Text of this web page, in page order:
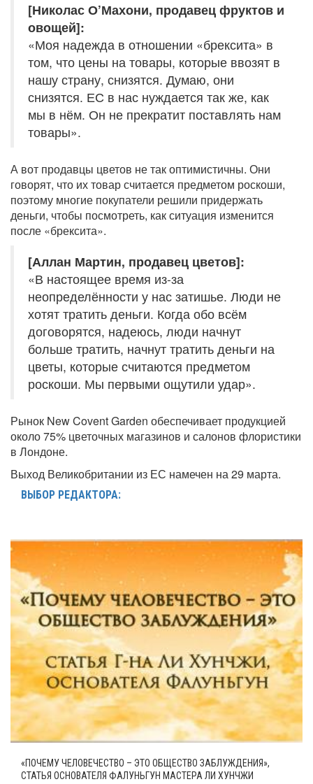
[Николас О’Махони, продавец фруктов и
овощей]:
«Моя надежда в отношении «брексита» в
том, что цены на товары, которые ввозят в
нашу страну, снизятся. Думаю, они
снизятся. ЕС в нас нуждается так же, как
мы в нём. Он не прекратит поставлять нам
товары».
А вот продавцы цветов не так оптимистичны. Они
говорят, что их товар считается предметом роскоши,
поэтому многие покупатели решили придержать
деньги, чтобы посмотреть, как ситуация изменится
после «брексита».
[Аллан Мартин, продавец цветов]:
«В настоящее время из-за
неопределённости у нас затишье. Люди не
хотят тратить деньги. Когда обо всём
договорятся, надеюсь, люди начнут
больше тратить, начнут тратить деньги на
цветы, которые считаются предметом
роскоши. Мы первыми ощутили удар».
Рынок New Covent Garden обеспечивает продукцией
около 75% цветочных магазинов и салонов флористики
в Лондоне.
Выход Великобритании из ЕС намечен на 29 марта.
ВЫБОР РЕДАКТОРА:
«ПОЧЕМУ ЧЕЛОВЕЧЕСТВО – ЭТО ОБЩЕСТВО ЗАБЛУЖДЕНИЯ»,
СТАТЬЯ ОСНОВАТЕЛЯ ФАЛУНЬГУН МАСТЕРА ЛИ ХУНЧЖИ